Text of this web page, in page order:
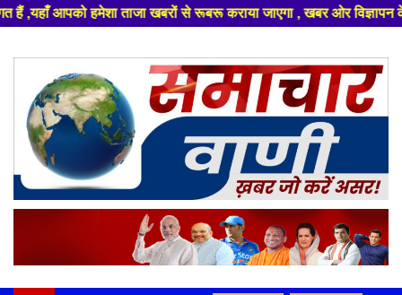
से रूबरू कराया जाएगा , खबर ओर विज्ञापन के लिए संपर्क करे +91
content